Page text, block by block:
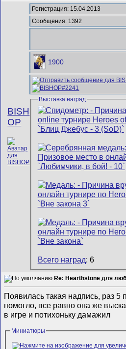
BISH
OP
Регистрация: 15.04.2013
Сообщения: 1392
1900
Выставка наград
Всего наград: 6
Re: Hearthstone для
Появилась такая надпись, раз 5
помогло, все равно она же
в игре и потихоньку дамажил
Миниатюры